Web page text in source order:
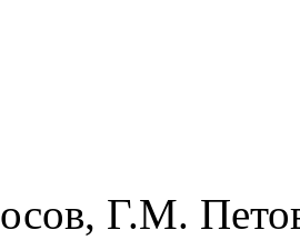
Г.М.